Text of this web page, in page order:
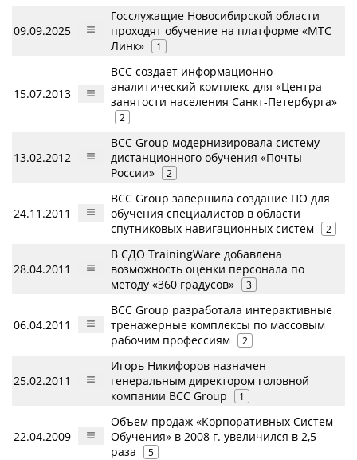
09.09.2025
Госслужащие Новосибирской области
проходят обучение на платформе «МТС
Линк»
1
15.07.2013
BCC создает информационно-
аналитический комплекс для «Центра
занятости населения Санкт-Петербурга»
2
13.02.2012
BCC Group модернизировала систему
дистанционного обучения «Почты
России»
2
24.11.2011
BCC Group завершила создание ПО для
обучения специалистов в области
спутниковых навигационных систем
2
28.04.2011
В СДО TrainingWare добавлена
возможность оценки персонала по
методу «360 градусов»
3
06.04.2011
BCC Group разработала интерактивные
тренажерные комплексы по массовым
рабочим профессиям
2
25.02.2011
Игорь Никифоров назначен
генеральным директором головной
компании BCC Group
1
22.04.2009
Объем продаж «Корпоративных Систем
Обучения» в 2008 г. увеличился в 2,5
раза
5